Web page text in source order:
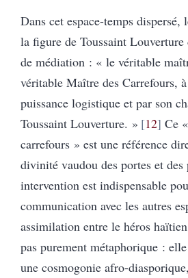
Dans cet espace-temps
la figure de Toussaint
de médiation : « le véritable
véritable Maître des Carrefours,
puissance logistique et par son
Toussaint Louverture. » 12 Ce
carrefours » est une référence
divinité vaudou des portes et des
intervention est indispensable
communication avec les autres
assimilation entre le héros
pas purement métaphorique :
une cosmogonie afro-